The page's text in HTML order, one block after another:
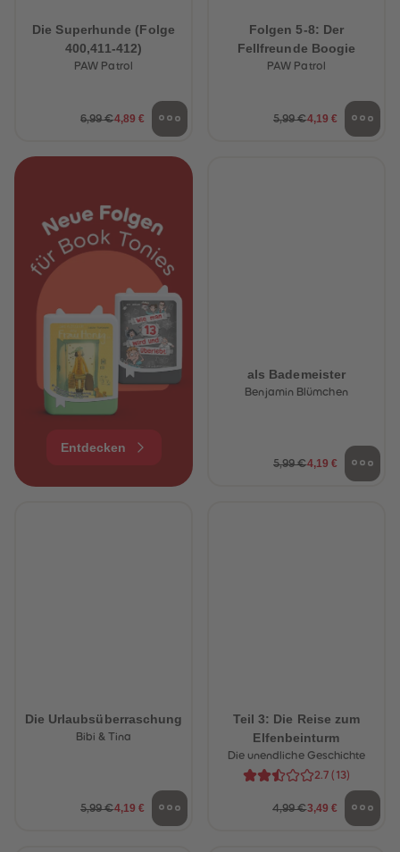
Die Superhunde (Folge
400,411-412)
PAW Patrol
6,99 €4,89 €
Folgen 5-8: Der
Fellfreunde Boogie
PAW Patrol
5,99 €4,19 €
Entdecken
als Bademeister
Benjamin Blümchen
5,99 €4,19 €
Die Urlaubsüberraschung
Bibi & Tina
5,99 €4,19 €
Teil 3: Die Reise zum
Elfenbeinturm
Die unendliche Geschichte
2.7 ( 13)
4,99 €3,49 €